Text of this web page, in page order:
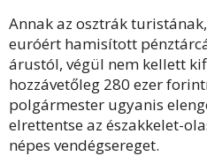
Annak az osztrák
euróért hamisított
árustól, végül nem kellett
hozzávetőleg 280 ezer
polgármester ugyanis
elrettentse az északkelet-
népes vendégsereget.